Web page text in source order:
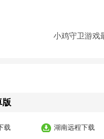
版
载 湖南远程下载